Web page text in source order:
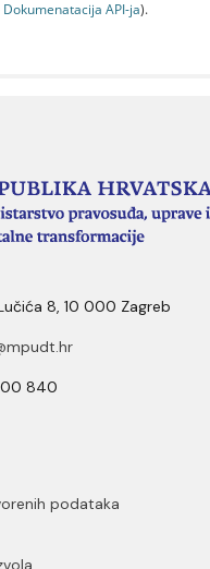
Dokumenаtаcijа API-jа).